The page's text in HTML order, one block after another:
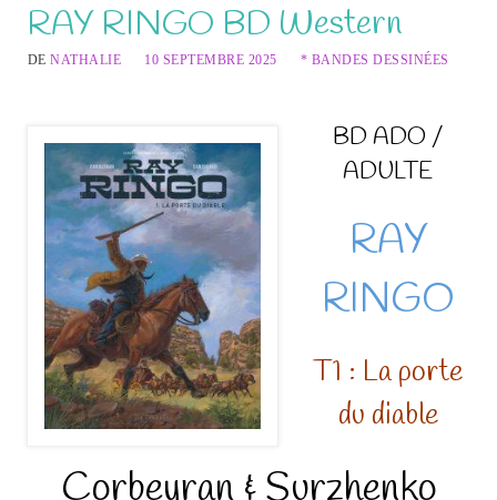
RAY RINGO BD Western
DENATHALIE 10 SEPTEMBRE 2025 * BANDES DESSINÉES
BD ADO /
ADULTE
RAY
RINGO
T1 : La porte
du diable
Corbeyran & Surzhenko